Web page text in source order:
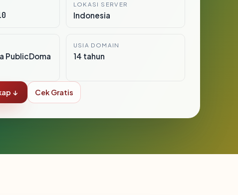
LOKASI SERVER
Indonesia
PublicDoma
USIA DOMAIN
14 tahun
↓ Cek Gratis